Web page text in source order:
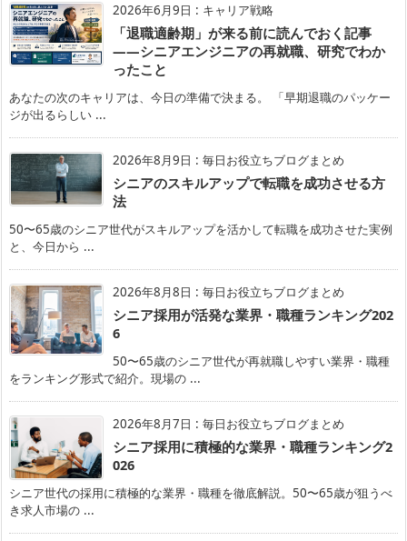
2026年6月9日 : キャリア戦略
「退職適齢期」が来る前に読んでおく記事
——シニアエンジニアの再就職、研究でわか
ったこと
あなたの次のキャリアは、今日の準備で決まる。 「早期退職のパッケー
ジが出るらしい ...
2026年8月9日 : 毎日お役立ちブログまとめ
シニアのスキルアップで転職を成功させる方
法
50〜65歳のシニア世代がスキルアップを活かして転職を成功させた実例
と、今日から ...
2026年8月8日 : 毎日お役立ちブログまとめ
シニア採用が活発な業界・職種ランキング202
6
50〜65歳のシニア世代が再就職しやすい業界・職種
をランキング形式で紹介。現場の ...
2026年8月7日 : 毎日お役立ちブログまとめ
シニア採用に積極的な業界・職種ランキング2
026
シニア世代の採用に積極的な業界・職種を徹底解説。50〜65歳が狙うべ
き求人市場の ...